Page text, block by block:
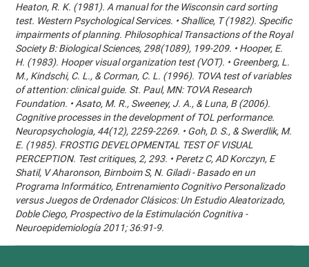
Heaton, R. K. (1981). A manual for the Wisconsin card sorting
test. Western Psychological Services. • Shallice, T (1982). Specific
impairments of planning. Philosophical Transactions of the Royal
Society B: Biological Sciences, 298(1089), 199-209. • Hooper, E.
H. (1983). Hooper visual organization test (VOT). • Greenberg, L.
M., Kindschi, C. L., & Corman, C. L. (1996). TOVA test of variables
of attention: clinical guide. St. Paul, MN: TOVA Research
Foundation. • Asato, M. R., Sweeney, J. A., & Luna, B (2006).
Cognitive processes in the development of TOL performance.
Neuropsychologia, 44(12), 2259-2269. • Goh, D. S., & Swerdlik, M.
E. (1985). FROSTIG DEVELOPMENTAL TEST OF VISUAL
PERCEPTION. Test critiques, 2, 293. • Peretz C, AD Korczyn, E
Shatil, V Aharonson, Birnboim S, N. Giladi - Basado en un
Programa Informático, Entrenamiento Cognitivo Personalizado
versus Juegos de Ordenador Clásicos: Un Estudio Aleatorizado,
Doble Ciego, Prospectivo de la Estimulación Cognitiva -
Neuroepidemiología 2011; 36:91-9.